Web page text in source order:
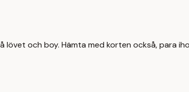
lövet och boy. Hämta med korten också, para